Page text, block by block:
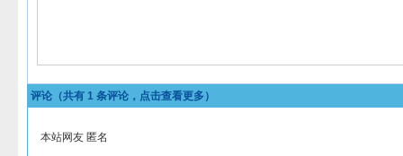
评论（共有 1 条评论，点击查看更多）
本站网友 匿名